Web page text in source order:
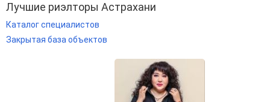
Лучшие риэлторы Астрахани
Каталог специалистов
Закрытая база объектов